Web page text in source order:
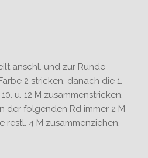
anschl. und zur Runde
2 stricken, danach die 1.
10. u. 12 M zusammenstricken,
der folgenden Rd immer 2 M
restl. 4 M zusammenziehen.